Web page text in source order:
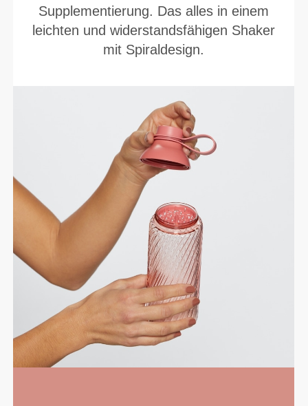
Supplementierung. Das alles in einem
leichten und widerstandsfähigen Shaker
mit Spiraldesign.